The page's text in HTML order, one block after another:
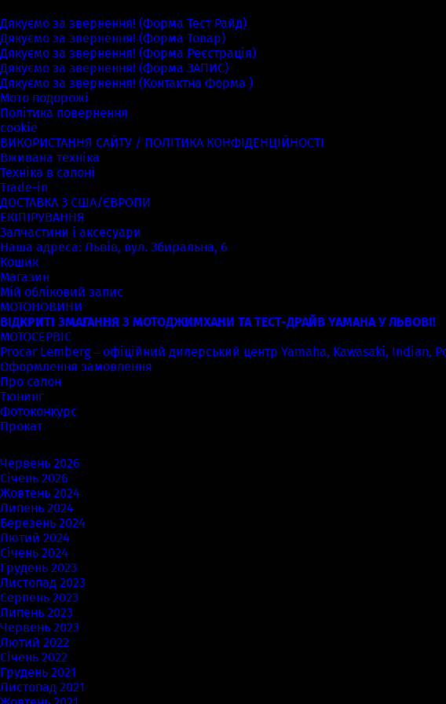
Дякуємо за звернення! (Форма Тест Райд)
Дякуємо за звернення! (Форма Товар)
Дякуємо за звернення! (Форма Реєстрація)
Дякуємо за звернення! (Форма ЗАПИС)
Дякуємо за звернення! (Контактна Форма )
Мото подорожі
Політика повернення
cookie
ВИКОРИСТАННЯ САЙТУ / ПОЛІТИКА КОНФІДЕНЦІЙНОСТІ
Вживана техніка
Техніка в салоні
Trade-in
ДОСТАВКА З США/ЄВРОПИ
ЕКІПІРУВАННЯ
Запчастини і аксесуари
Наша адреса: Львів, вул. Збиральна, 6
Кошик
Магазин
Мій обліковий запис
МОТОНОВИНИ
ВІДКРИТІ ЗМАГАННЯ З МОТОДЖИМХАНИ ТА ТЕСТ-ДРАЙВ YAMAHA У ЛЬВОВІ!
МОТОСЕРВІС
Procar Lemberg – офіційний дилерський центр Yamaha, Kawasaki, Indian,
Оформлення замовлення
Про салон
Тюнинг
Фотоконкурс
Прокат
Червень 2026
Січень 2026
Жовтень 2024
Липень 2024
Березень 2024
Лютий 2024
Січень 2024
Грудень 2023
Листопад 2023
Серпень 2023
Липень 2023
Червень 2023
Лютий 2022
Січень 2022
Грудень 2021
Листопад 2021